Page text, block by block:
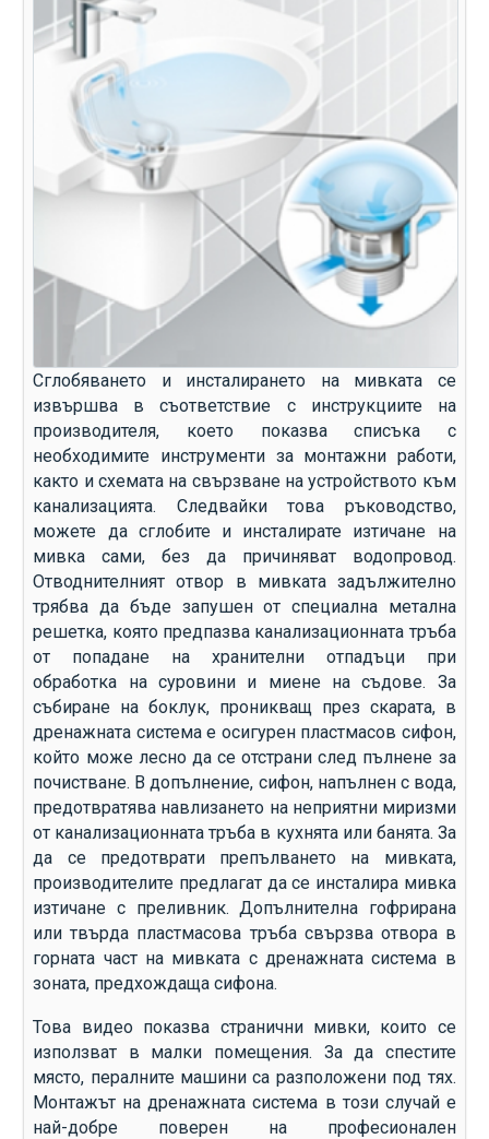
Сглобяването и инсталирането на мивката се
извършва в съответствие с инструкциите на
производителя, което показва списъка с
необходимите инструменти за монтажни работи,
както и схемата на свързване на устройството към
канализацията. Следвайки това ръководство,
можете да сглобите и инсталирате изтичане на
мивка
сами, без да причиняват водопровод.
Отводнителният отвор в мивката задължително
трябва да бъде запушен от специална метална
решетка, която предпазва канализационната тръба
от попадане на хранителни отпадъци при
обработка на суровини и миене на съдове. За
събиране на боклук, проникващ през скарата, в
дренажната система е осигурен пластмасов сифон,
който може лесно да се отстрани след пълнене за
почистване. В допълнение, сифон, напълнен с вода,
предотвратява навлизането на неприятни миризми
от канализационната тръба в кухнята или банята. За
да се предотврати препълването на мивката,
производителите предлагат да се инсталира мивка
изтичане с преливник. Допълнителна гофрирана
или твърда пластмасова тръба свързва отвора в
горната част на мивката с дренажната система в
зоната, предхождаща сифона.
Това видео показва странични мивки, които се
използват в малки помещения. За да спестите
място, пералните машини са разположени под тях.
Монтажът на дренажната система в този случай е
най-добре поверен на професионален